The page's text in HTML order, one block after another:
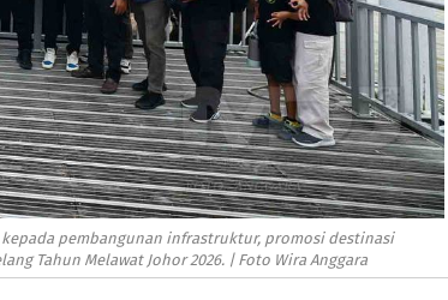
pembangunan infrastruktur, promosi destinasi
Tahun Melawat Johor 2026. | Foto Wira Anggara